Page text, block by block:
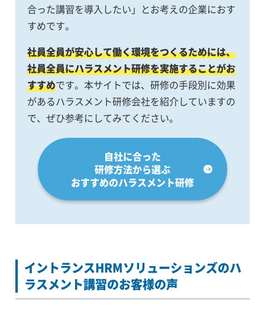
合った講習を導入したい」とお考えの企業におす
すめです。
社員全員が安心して働く環境をつくるためには、
社員全員にハラスメント研修を実施することがお
すすめです。本サイトでは、研修の手段別に効果
があるハラスメント研修会社を紹介していますの
で、ぜひ参考にしてみてください。
自社に合った
研修方法から選ぶ
おすすめのハラスメント研修
イントランスHRMソリューションズのハ
ラスメント講習のお客様の声